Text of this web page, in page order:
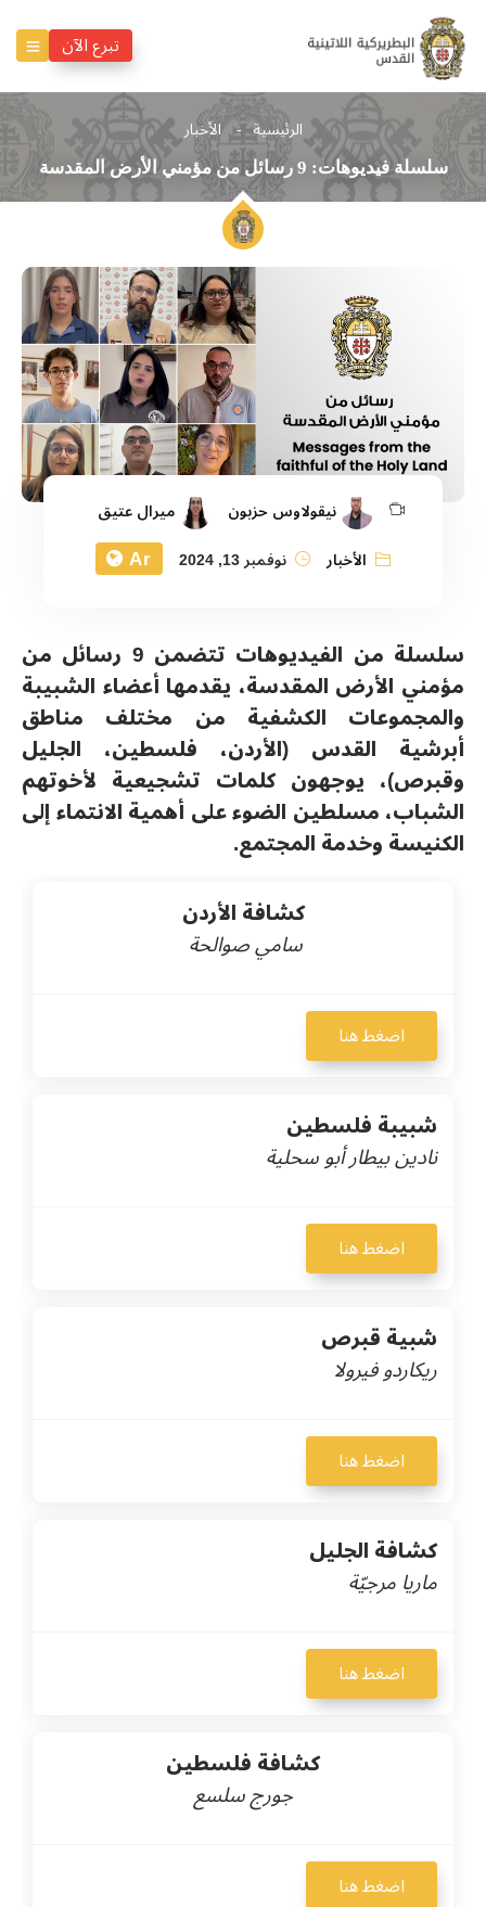
تبرع الآن
الرئيسية الأخبار
سلسلة فيديوهات: 9 رسائل من مؤمني الأرض المقدسة
نيقولاوس حزبون
ميرال عتيق
الأخبار
نوفمبر 13, 2024 Ar
سلسلة من الفيديوهات تتضمن 9 رسائل من
مؤمني الأرض المقدسة، يقدمها أعضاء الشبيبة
والمجموعات الكشفية من مختلف مناطق
أبرشية القدس (الأردن، فلسطين، الجليل
وقبرص)، يوجهون كلمات تشجيعية لأخوتهم
الشباب، مسلطين الضوء على أهمية الانتماء إلى
الكنيسة وخدمة المجتمع.
كشافة الأردن
سامي صوالحة
اضغط هنا
شبيبة فلسطين
نادين بيطار أبو سحلية
اضغط هنا
شبية قبرص
ريكاردو فيرولا
اضغط هنا
كشافة الجليل
ماريا مرجيّة
اضغط هنا
كشافة فلسطين
جورج سلسع
اضغط هنا